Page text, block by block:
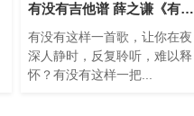
有没有吉他谱 薛之谦《有没有》指弹吉他
有没有这样一首歌，让你在夜
深人静时，反复聆听，难以释
怀？有没有这样一把...